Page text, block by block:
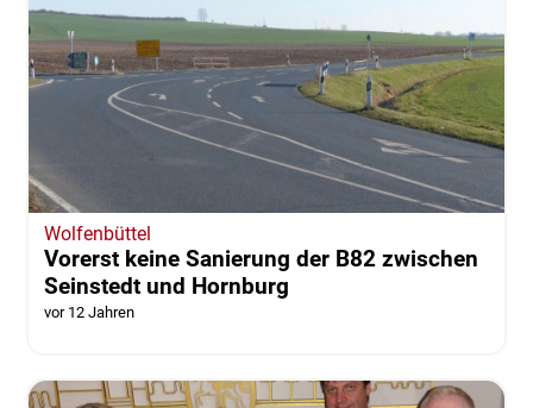
Wolfenbüttel
Vorerst keine Sanierung der B82 zwischen
Seinstedt und Hornburg
vor 12 Jahren